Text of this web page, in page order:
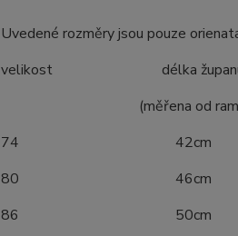
Uvedené rozměry jsou pouze
velikost délka
(měřena od
74 42cm
80 46cm
86 50cm